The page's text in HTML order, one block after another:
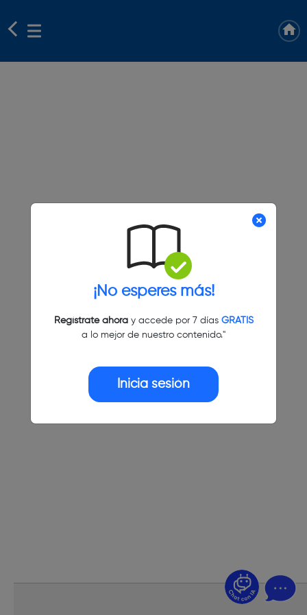
¡No esperes más!
Regístrate ahoray accede por 7 días GRATIS
a lo mejor de nuestro contenido."
Inicia sesión